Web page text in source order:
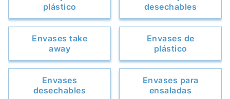
plástico
desechables
Envases take
away
Envases de
plástico
Envases
desechables
Envases para
ensaladas